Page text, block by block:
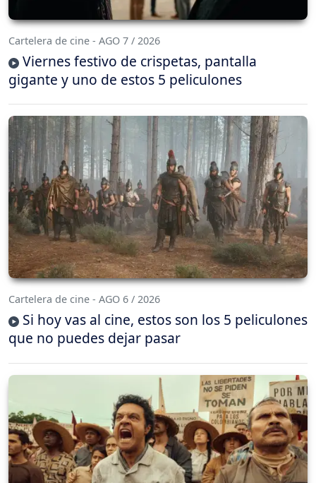
Cartelera de cine - AGO 7 / 2026
Viernes festivo de crispetas, pantalla
gigante y uno de estos 5 peliculones
Cartelera de cine - AGO 6 / 2026
Si hoy vas al cine, estos son los 5 peliculones
que no puedes dejar pasar